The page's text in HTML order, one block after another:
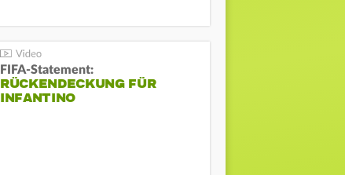
FIFA-Statement:
RÜCKENDECKUNG FÜR
INFANTINO